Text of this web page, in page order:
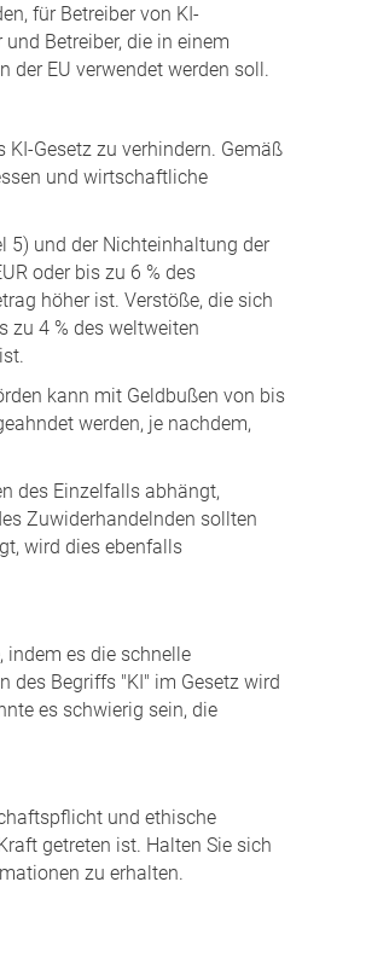
für Betreiber von KI-
Betreiber, die in einem
der EU verwendet werden soll.
Gesetz zu verhindern. Gemäß
und wirtschaftliche
5) und der Nichteinhaltung der
oder bis zu 6 % des
höher ist. Verstöße, die sich
zu 4 % des weltweiten
kann mit Geldbußen von bis
werden, je nachdem,
des Einzelfalls abhängt,
Zuwiderhandelnden sollten
wird dies ebenfalls
indem es die schnelle
des Begriffs "KI" im Gesetz wird
es schwierig sein, die
und ethische
getreten ist. Halten Sie sich
zu erhalten.